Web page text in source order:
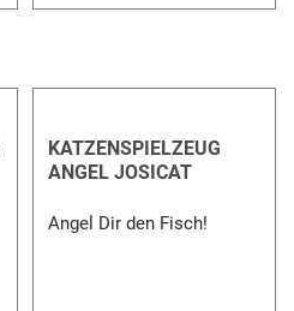
KATZENSPIELZEUG
ANGEL JOSICAT
Angel Dir den Fisch!